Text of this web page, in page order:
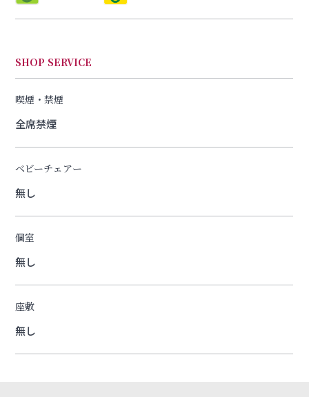
SHOP SERVICE
喫煙・禁煙
全席禁煙
ベビーチェアー
無し
個室
無し
座敷
無し